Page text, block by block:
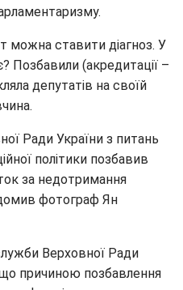
можна ставити діагноз. У
Позбавили (акредитації –
депутатів на своїй
Ради України з питань
політики позбавив
за недотримання
фотограф Ян
Верховної Ради
причиною позбавлення